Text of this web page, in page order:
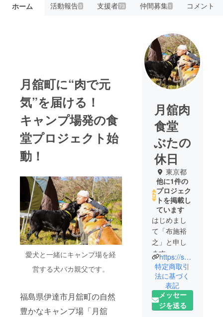
ホーム 活動報告3 支援者73 仲間募集 1 コメント
月舘町に“肉で元
気”を届ける！
キャンプ場発の食
堂プロジェクト始
動！
愛犬と一緒にキャンプ場を経
営する犬バカ親父です。
福島県伊達市月舘町の自然
豊かなキャンプ場「月舘
月舘肉
食堂
ぶたの
休日
東京都
他に1件の
プロジェク
トを掲載し
ています
はじめまし
て「布施裕
之」と申し
ます。
東京・赤坂
で「さかな
や大将」と
いう小さな
居酒屋を営
https://sakura-camp.com/
特定商取引
法に基づく
表記
メッセー
ジを送る